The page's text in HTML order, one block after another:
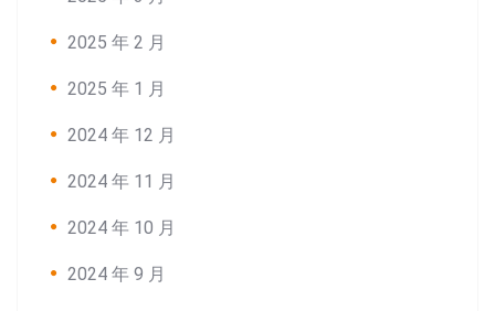
2025 年 2 月
2025 年 1 月
2024 年 12 月
2024 年 11 月
2024 年 10 月
2024 年 9 月